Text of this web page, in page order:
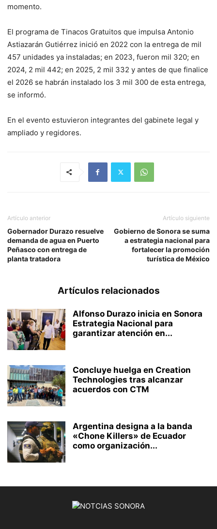
momento.
El programa de Tinacos Gratuitos que impulsa Antonio
Astiazarán Gutiérrez inició en 2022 con la entrega de mil
457 unidades ya instaladas; en 2023, fueron mil 320; en
2024, 2 mil 442; en 2025, 2 mil 332 y antes de que finalice
el 2026 se habrán instalado los 3 mil 300 de esta entrega,
se informó.
En el evento estuvieron integrantes del gabinete legal y
ampliado y regidores.
Artículo anterior
Gobernador Durazo resuelve
demanda de agua en Puerto
Peñasco con entrega de
planta tratadora
Artículo siguiente
Gobierno de Sonora se suma
a estrategia nacional para
fortalecer la promoción
turística de México
Artículos relacionados
Alfonso Durazo inicia en Sonora
Estrategia Nacional para
garantizar atención en...
Concluye huelga en Creation
Technologies tras alcanzar
acuerdos con CTM
Argentina designa a la banda
«Chone Killers» de Ecuador
como organización...